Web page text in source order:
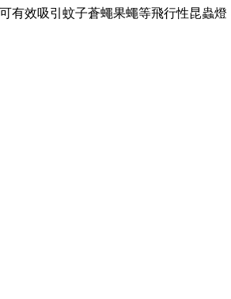
效吸引蚊子蒼蠅果蠅等飛行性昆蟲